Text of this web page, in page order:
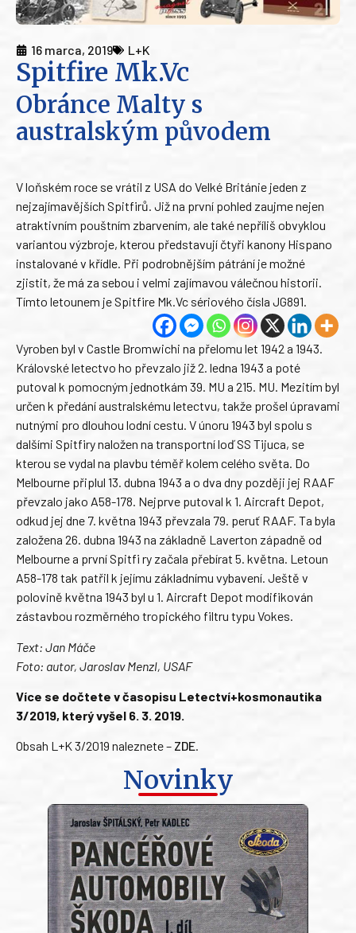
16 marca, 2019 L+K
Spitfire Mk.Vc
Obránce Malty s
australským původem
V loňském roce se vrátil z USA do Velké Británie jeden z
nejzajímavějších Spitfirů. Již na první pohled zaujme nejen
atraktivním pouštním zbarvením, ale také nepříliš obvyklou
variantou výzbroje, kterou představují čtyři kanony Hispano
instalované v křídle. Při podrobnějším pátrání je možné
zjistit, že má za sebou i velmi zajímavou válečnou historii.
Tímto letounem je Spitfire Mk.Vc sériového čísla JG891.
Vyroben byl v Castle Bromwichi na přelomu let 1942 a 1943.
Královské letectvo ho převzalo již 2. ledna 1943 a poté
putoval k pomocným jednotkám 39. MU a 215. MU. Mezitím byl
určen k předání australskému letectvu, takže prošel úpravami
nutnými pro dlouhou lodní cestu. V únoru 1943 byl spolu s
dalšími Spitfiry naložen na transportní loď SS Tijuca, se
kterou se vydal na plavbu téměř kolem celého světa. Do
Melbourne připlul 13. dubna 1943 a o dva dny později jej RAAF
převzalo jako A58-178. Nejprve putoval k 1. Aircraft Depot,
odkud jej dne 7. května 1943 převzala 79. peruť RAAF. Ta byla
založena 26. dubna 1943 na základně Laverton západně od
Melbourne a první Spitfi ry začala přebírat 5. května. Letoun
A58-178 tak patřil k jejímu základnímu vybavení. Ještě v
polovině května 1943 byl u 1. Aircraft Depot modifikován
zástavbou rozměrného tropického filtru typu Vokes.
Text: Jan Máče
Foto: autor, Jaroslav Menzl, USAF
Více se dočtete v časopisu Letectví+kosmonautika
3/2019, který vyšel 6. 3. 2019.
Obsah L+K 3/2019 naleznete – ZDE.
Novinky